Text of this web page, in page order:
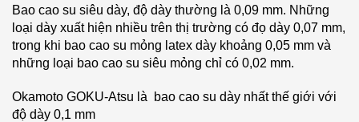
Bao cao su siêu dày, độ dày thường là 0,09 mm. Những
loại dày xuất hiện nhiều trên thị trường có đọ dày 0,07 mm,
trong khi bao cao su mỏng latex dày khoảng 0,05 mm và
những loại bao cao su siêu mỏng chỉ có 0,02 mm.
Okamoto GOKU-Atsu là bao cao su dày nhất thế giới với
độ dày 0,1 mm